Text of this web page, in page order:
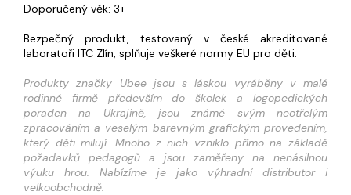
Doporučený věk: 3+
Bezpečný produkt, testovaný v české akreditované
laboratoři ITC Zlín, splňuje veškeré normy EU pro děti.
Produkty značky Ubee jsou s láskou vyráběny v malé
rodinné firmě především do školek a logopedických
poraden na Ukrajině, jsou známé svým neotřelým
zpracováním a veselým barevným grafickým provedením,
který děti milují. Mnoho z nich vzniklo přímo na základě
požadavků pedagogů a jsou zaměřeny na nenásilnou
výuku hrou. Nabízíme je jako výhradní distributor i
velkoobchodně.